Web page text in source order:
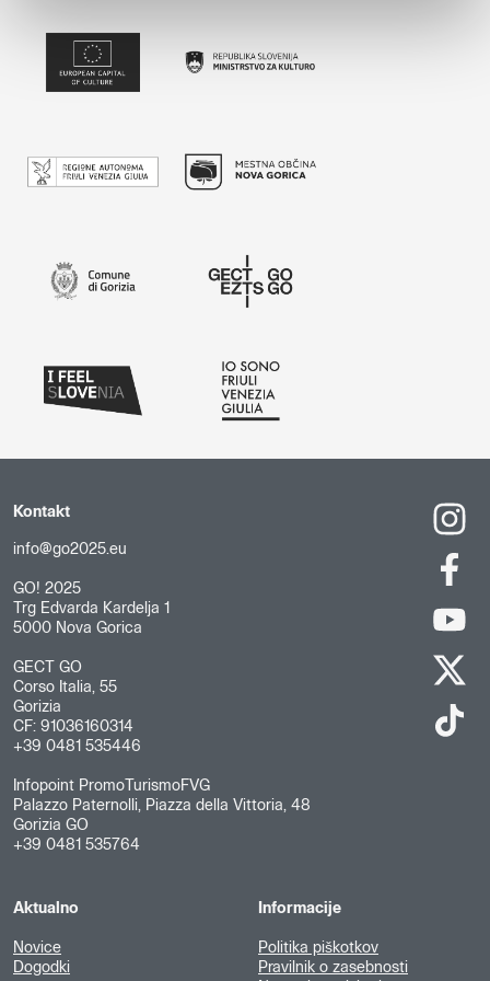
Kontakt
info@go2025.eu
GO! 2025
Trg Edvarda Kardelja 1
5000 Nova Gorica
GECT GO
Corso Italia, 55
Gorizia
CF: 91036160314
+39 0481 535446
Infopoint PromoTurismoFVG
Palazzo Paternolli, Piazza della Vittoria, 48
Gorizia GO
+39 0481 535764
Aktualno
Novice
Dogodki
Informacije
Politika piškotkov
Pravilnik o zasebnosti